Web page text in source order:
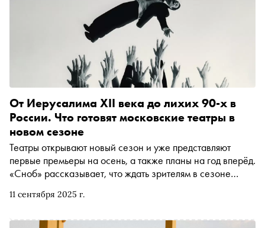
11 сентября 2025 г.
От Иерусалима XII века до лихих 90-х в
России. Что готовят московские театры в
новом сезоне
Театры открывают новый сезон и уже представляют
первые премьеры на осень, а также планы на год вперёд.
«Сноб» рассказывает, что ждать зрителям в сезоне